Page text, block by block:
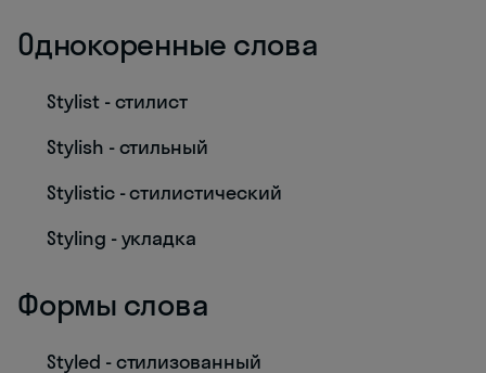
Однокоренные слова
Stylist - стилист
Stylish - стильный
Stylistic - стилистический
Styling - укладка
Формы слова
Styled - стилизованный